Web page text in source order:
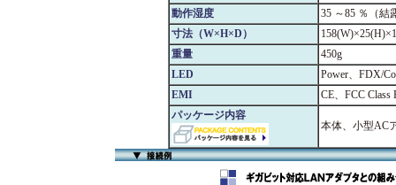
動作湿度
35 ～85 ％（結
寸法（W×H×D）
重量
450g
LED
Power、FDX/
EMI
CE、FCC Class
パッケージ内容
本体、小型AC